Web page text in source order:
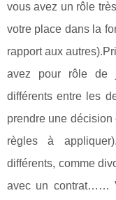
vous avez un rôle
votre place dans la
rapport aux
avez pour rôle de
différents entre les
prendre une
règles à
différents, comme
avec un contrat……